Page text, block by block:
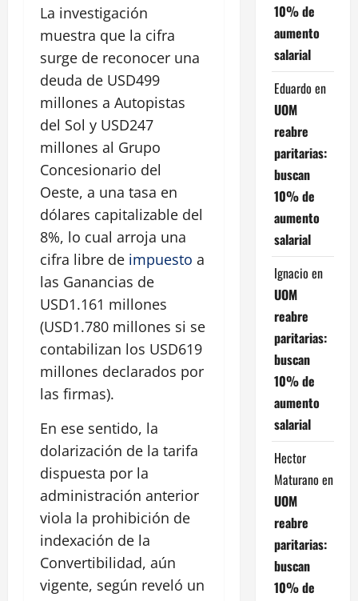
La investigación
muestra que la cifra
surge de reconocer una
deuda de USD499
millones a Autopistas
del Sol y USD247
millones al Grupo
Concesionario del
Oeste, a una tasa en
dólares capitalizable del
8%, lo cual arroja una
cifra libre de impuesto a
las Ganancias de
USD1.161 millones
(USD1.780 millones si se
contabilizan los USD619
millones declarados por
las firmas).
En ese sentido, la
dolarización de la tarifa
dispuesta por la
administración anterior
viola la prohibición de
indexación de la
Convertibilidad, aún
vigente, según reveló un
10% de
aumento
salarial
Eduardo en
UOM
reabre
paritarias:
buscan
10% de
aumento
salarial
Ignacio en
UOM
reabre
paritarias:
buscan
10% de
aumento
salarial
Hector
Maturano en
UOM
reabre
paritarias:
buscan
10% de